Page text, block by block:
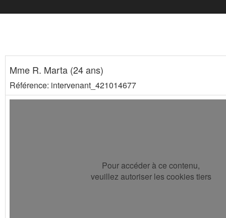
Mme R. Marta (24 ans)
Référence: intervenant_421014677
Pour accéder à ce contenu,
veuillez autoriser les cookies tiers